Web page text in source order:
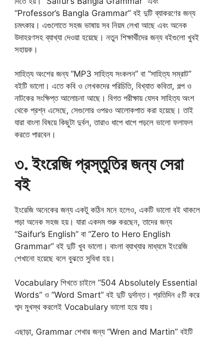
“Professor’s Bangla Grammar” বই দুটি ব্যাকরণের জন্য
চমৎকার। এগুলোতে সহজ ভাষায় সব নিয়ম লেখা আছে এবং অনেক
উদাহরণসহ ব্যাখ্যা দেওয়া হয়েছে। নতুন শিক্ষার্থীদের জন্য বইগুলো খুবই
সহায়ক।
সাহিত্য অংশের জন্য “MP3 সাহিত্য সংকলন” বা “সাহিত্য সম্রাট”
বইটি ভালো। এতে কবি ও লেখকদের পরিচিতি, বিখ্যাত কবিতা, গল্প ও
নাটকের সংক্ষিপ্ত আলোচনা আছে। বিগত পরীক্ষায় যেসব সাহিত্য অংশ
থেকে প্রশ্ন এসেছে, সেগুলোর ওপরও আলোকপাত করা হয়েছে। তাই
যারা বাংলা বিষয়ে কিছুটা দুর্বল, তারাও ধাপে ধাপে পড়লে ভালো ফলাফল
করতে পারবেন।
৩. ইংরেজি প্রস্তুতির জন্য সেরা
বই
ইংরেজি অনেকের জন্য একটু কঠিন মনে হলেও, একটি ভালো বই থাকলে
পড়া অনেক সহজ হয়। যারা একদম শুরু করছেন, তাদের জন্য
“Saifur’s English” বা “Zero to Hero English
Grammar” বই দুটি খুব ভালো। বাংলা ব্যাখ্যার মাধ্যমে ইংরেজি
শেখানো হয়েছে বলে বুঝতে সুবিধা হয়।
Vocabulary শিখতে চাইলে “504 Absolutely Essential
Words” ও “Word Smart” বই দুটি দুর্দান্ত। প্রতিদিন ৫টি করে
শব্দ মুখস্থ করলেই Vocabulary ভালো হয়ে যায়।
এছাড়া, Grammar শেখার জন্য “Wren and Martin” বইটি